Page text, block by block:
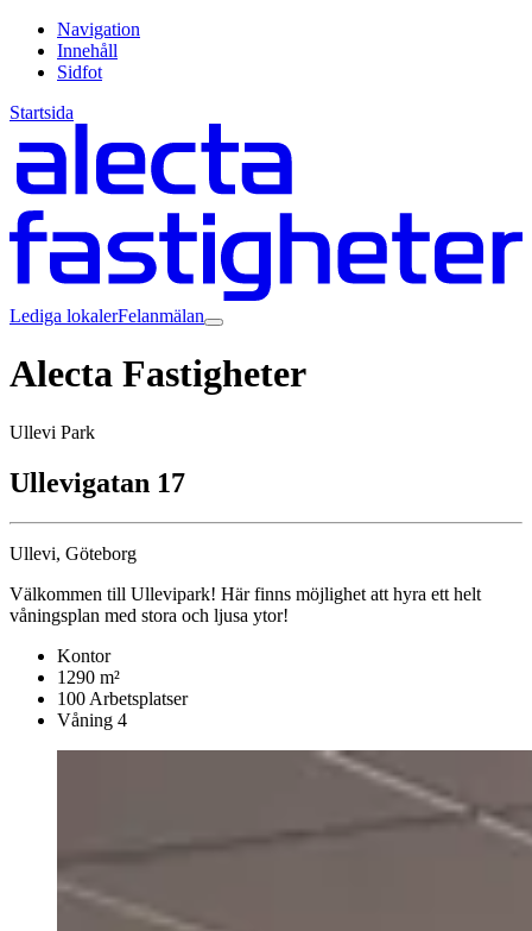
Navigation
Innehåll
Sidfot
Startsida
Lediga lokalerFelanmälan
Alecta Fastigheter
Ullevi Park
Ullevigatan 17
Ullevi, Göteborg
Välkommen till Ullevipark! Här finns möjlighet att hyra ett helt
våningsplan med stora och ljusa ytor!
Kontor
1290 m²
100 Arbetsplatser
Våning 4